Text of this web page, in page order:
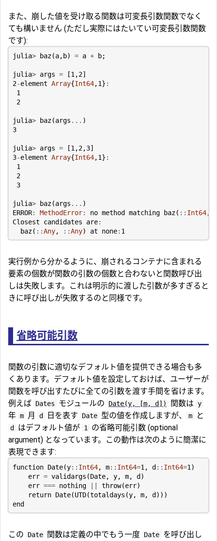
また、崩した値を受け取る関数は可変長引数関数でなく
ても構いません (ただし実際にはたいてい可変長引数関数
です):
julia> baz(a,b) = a + b;
julia> args = [1 ,2]
2-element Array{Int64,1} :
1
2
julia> baz(args ... )
3
julia> args = [1 ,2,3]
3-element Array{Int64,1} :
1
2
3
julia> baz(args ... )
ERROR: MethodError: no method matching baz( :: Int64,
Closest
candidates are:
baz( ::Any, ::Any) at none: 1
実行例から分かるように、崩されるコンテナに含まれる
要素の個数が関数の引数の個数と合わないと関数呼び出
しは失敗します。これは明示的に渡した引数が多すぎると
きに呼び出しが失敗するのと同様です。
省略可能引数
関数の引数に適切なデフォルト値を提供できる場合も多
くあります。デフォルト値を設定しておけば、ユーザーが
関数を呼び出すたびに全ての引数を渡す手間を省けます。
例えば Dates モジュールの Date(y, [m, d]) 関数は y
年 m 月 d 日を表す Date 型の値を作成しますが、 m と
d はデフォルト値が 1
の省略可能引数 (optional
argument) となっています。この動作は次のように簡潔に
表現できます:
function Date(y:: Int64, m:: Int64=1 , d:: Int64=1 )
err = validargs (Date, y, m, d)
err === nothing || throw(err)
return Date(UTD(totaldays (y, m, d)))
end
この Date 関数は定義の中でもう一度 Date を呼び出し